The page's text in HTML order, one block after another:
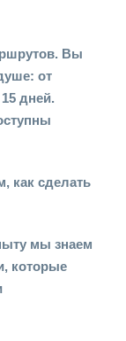
Вы
от
дней.
как сделать
мы знаем
которые